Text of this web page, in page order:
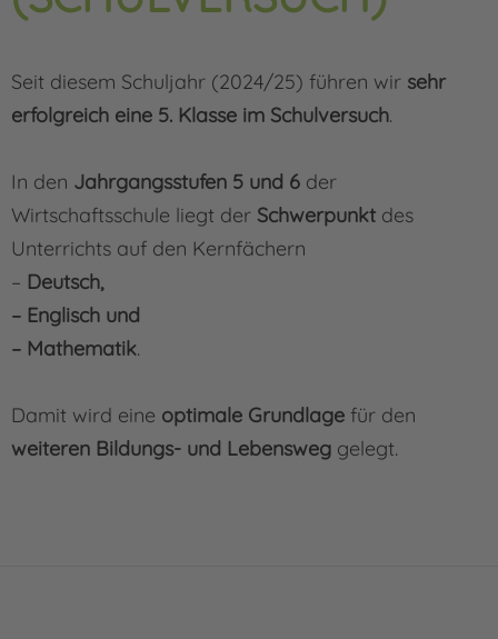
Seit diesem Schuljahr (2024/25) führen wir sehr
erfolgreich eine 5. Klasse im Schulversuch.
In den Jahrgangsstufen 5 und 6 der
Wirtschaftsschule liegt der Schwerpunkt des
Unterrichts auf den Kernfächern
– Deutsch,
– Englisch und
– Mathematik.
Damit wird eine optimale Grundlage für den
weiteren Bildungs- und Lebensweg gelegt.